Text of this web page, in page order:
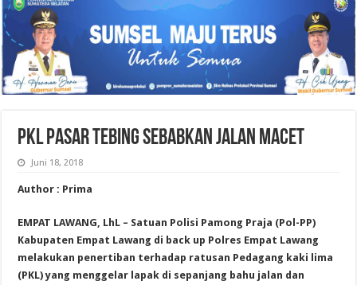
PKL PASAR TEBING SEBABKAN JALAN MACET
Juni 18, 2018
Author : Prima
EMPAT LAWANG, LhL – Satuan Polisi Pamong Praja (Pol-PP)
Kabupaten Empat Lawang di back up Polres Empat Lawang
melakukan penertiban terhadap ratusan Pedagang kaki lima
(PKL) yang menggelar lapak di sepanjang bahu jalan dan